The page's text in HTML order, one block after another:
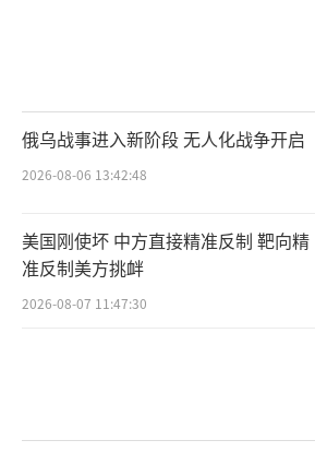
俄乌战事进入新阶段 无人化战争开启
2026-08-06 13:42:48
美国刚使坏 中方直接精准反制 靶向精
准反制美方挑衅
2026-08-07 11:47:30